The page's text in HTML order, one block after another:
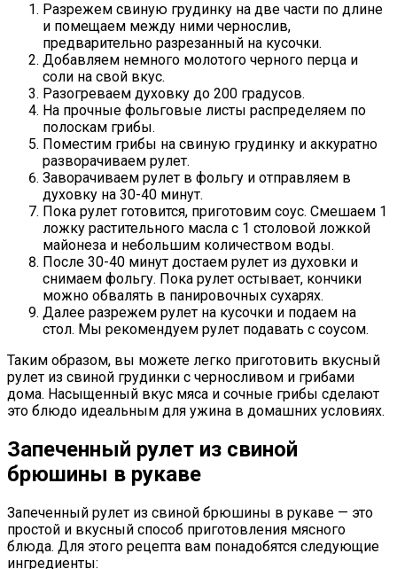
Разрежем свиную грудинку на две части по длине
и помещаем между ними чернослив,
предварительно разрезанный на кусочки.
Добавляем немного молотого черного перца и
соли на свой вкус.
Разогреваем духовку до 200 градусов.
На прочные фольговые листы распределяем по
полоскам грибы.
Поместим грибы на свиную грудинку и аккуратно
разворачиваем рулет.
Заворачиваем рулет в фольгу и отправляем в
духовку на 30-40 минут.
Пока рулет готовится, приготовим соус. Смешаем 1
ложку растительного масла с 1 столовой ложкой
майонеза и небольшим количеством воды.
После 30-40 минут достаем рулет из духовки и
снимаем фольгу. Пока рулет остывает, кончики
можно обвалять в панировочных сухарях.
Далее разрежем рулет на кусочки и подаем на
стол. Мы рекомендуем рулет подавать с соусом.
Таким образом, вы можете легко приготовить вкусный
рулет из свиной грудинки с черносливом и грибами
дома. Насыщенный вкус мяса и сочные грибы сделают
это блюдо идеальным для ужина в домашних условиях.
Запеченный рулет из свиной
брюшины в рукаве
Запеченный рулет из свиной брюшины в рукаве — это
простой и вкусный способ приготовления мясного
блюда. Для этого рецепта вам понадобятся следующие
ингредиенты: